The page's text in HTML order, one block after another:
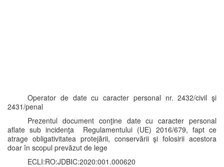
Operator de date cu caracter personal nr. 2432/civil şi
2431/penal
Prezentul document conţine date cu caracter personal
aflate sub incidenţa Regulamentului (UE) 2016/679, fapt ce
atrage obligativitatea protejării, conservării şi folosirii acestora
doar în scopul prevăzut de lege
ECLI:RO:JDBIC:2020:001.000620